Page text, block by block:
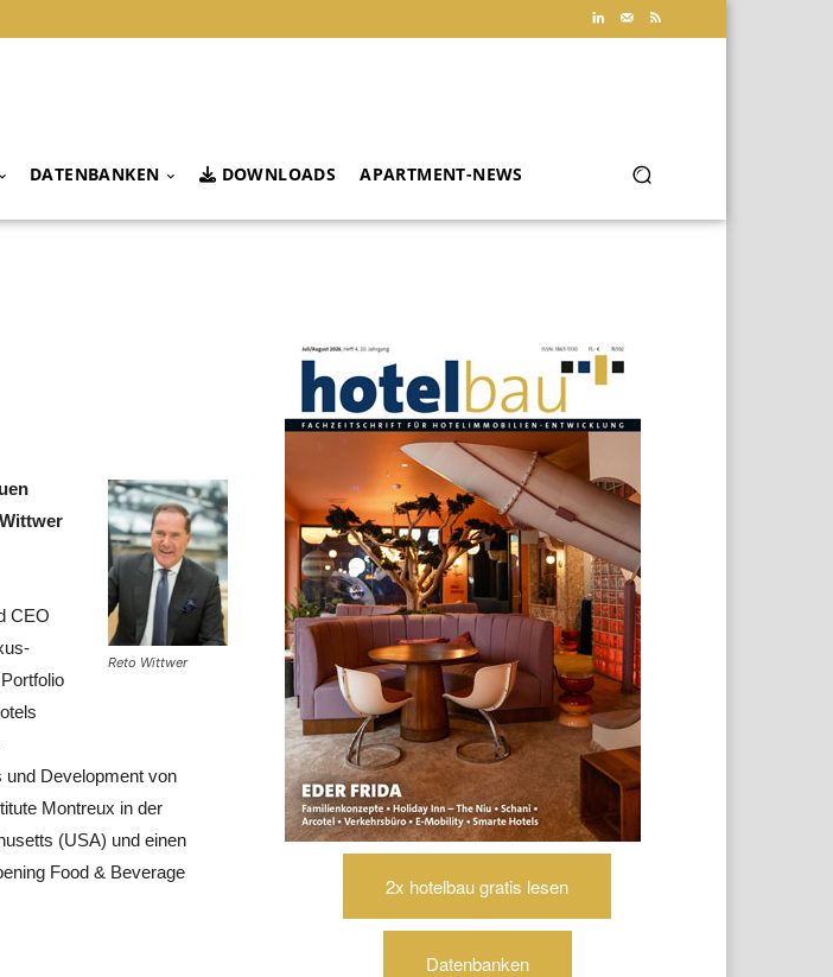
DATENBANKEN DOWNLOADS APARTMENT-NEWS
Reto Wittwer
CEO
und Development von
Montreux in der
(USA) und einen
Food & Beverage
2x hotelbau gratis lesen
Datenbanken